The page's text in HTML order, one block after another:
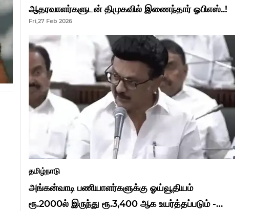
ஆதரவாளர்களுடன் திமுகவில் இணைந்தார் ஓபிஎஸ்..!
Fri,27 Feb 2026
தமிழ்நாடு
அங்கன்வாடி பணியாளர்களுக்கு ஓய்வூதியம்
ரூ.2000ல் இருந்து ரூ.3,400 ஆக உயர்த்தப்படும் -